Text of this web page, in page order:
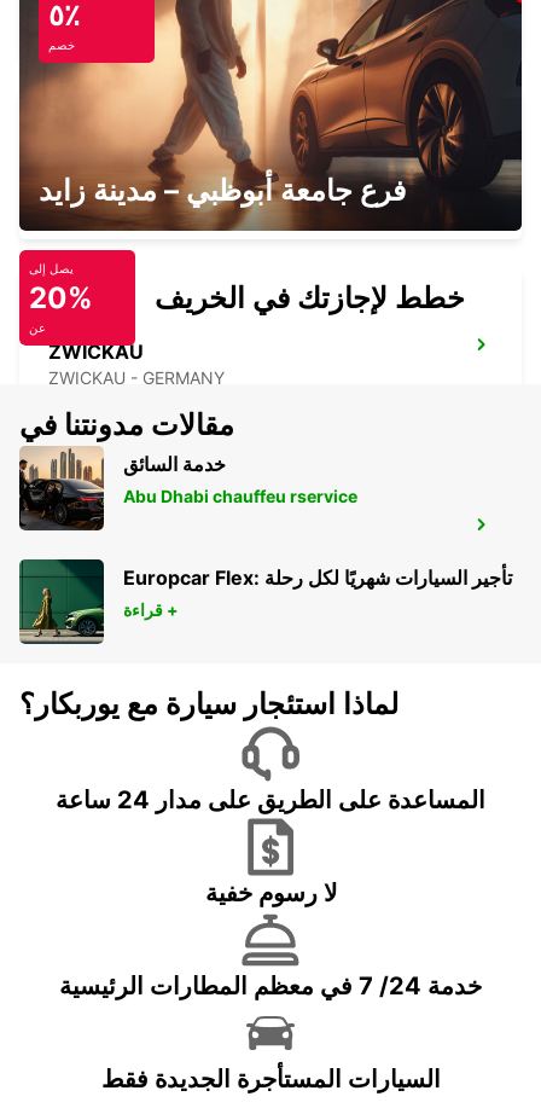
LEIPZIG - GERMANY
HALLE SAALE
HALLE SAALE - GERMANY
ZWICKAU
ZWICKAU - GERMANY
LEIPZIG HALLE AIRPORT
SCHKEUDITZ - GERMANY
٥٪
خصم
فرع جامعة أبوظبي – مدينة زايد
يصل إلى
20%
عن
خطط لإجازتك في الخريف
مقالات مدونتنا في
خدمة السائق
Abu Dhabi chauffeu rservice
Europcar Flex: تأجير السيارات شهريًا لكل رحلة
قراءة +
لماذا استئجار سيارة مع يوربكار؟
المساعدة على الطريق على مدار 24 ساعة
لا رسوم خفية
خدمة 24/ 7 في معظم المطارات الرئيسية
السيارات المستأجرة الجديدة فقط